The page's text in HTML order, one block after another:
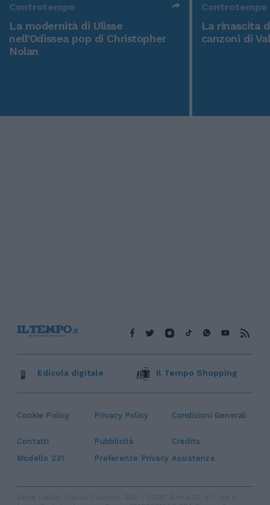
Controtempo
La modernità di Ulisse
nell'Odissea pop di Christopher
Nolan
Controtempo
La rinascita
canzoni di
Cookie Policy Privacy Policy Condizioni Generali
Contatti Pubblicità
Credits
Modello 231
Preferenze Privacy Assistenza
Edicola digitale Il Tempo Shopping